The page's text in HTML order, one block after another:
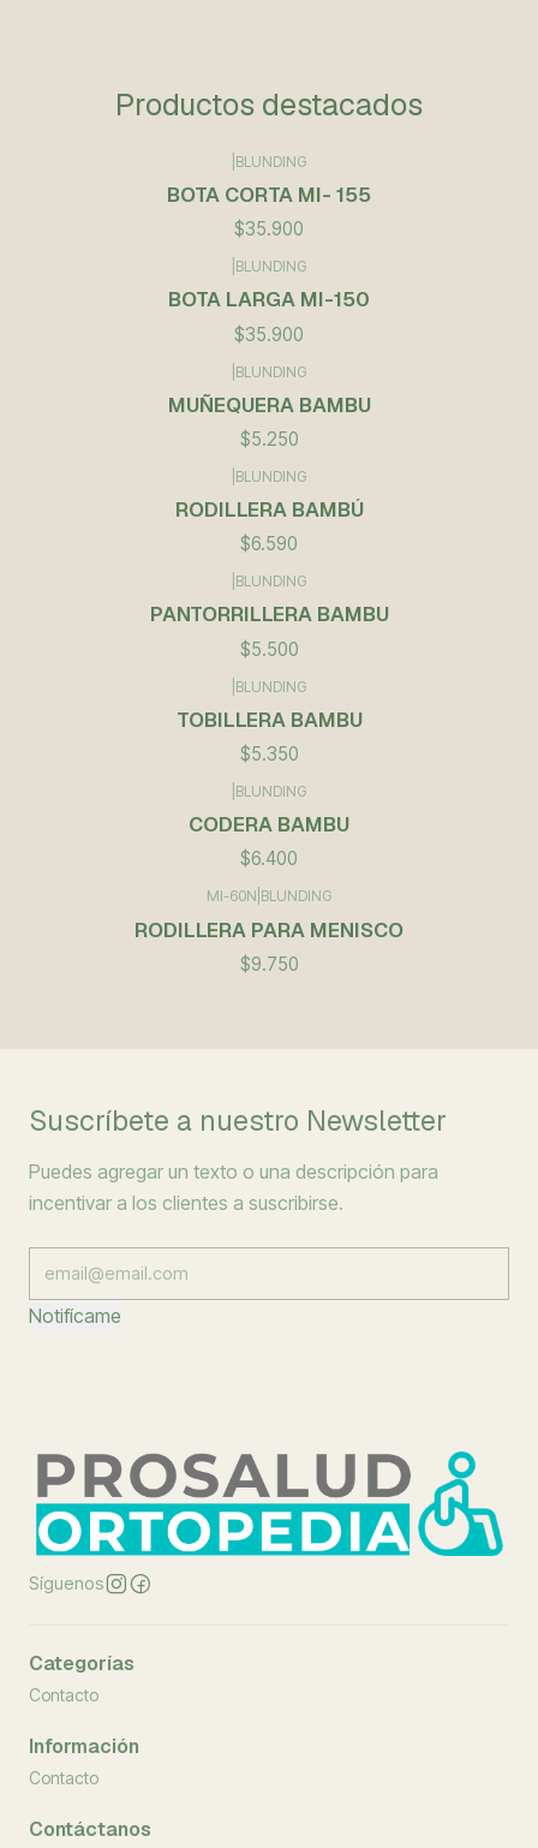
Productos destacados
BLUNDING
BOTA CORTA MI- 155
$35.900
BLUNDING
BOTA LARGA MI-150
$35.900
BLUNDING
MUÑEQUERA BAMBU
$5.250
BLUNDING
RODILLERA BAMBÚ
$6.590
BLUNDING
PANTORRILLERA BAMBU
$5.500
BLUNDING
TOBILLERA BAMBU
$5.350
BLUNDING
CODERA BAMBU
$6.400
MI-60N BLUNDING
RODILLERA PARA MENISCO
$9.750
Suscríbete a nuestro Newsletter
Puedes agregar un texto o una descripción para
incentivar a los clientes a suscribirse.
Notifícame
Síguenos
Categorías
Contacto
Información
Contacto
Contáctanos